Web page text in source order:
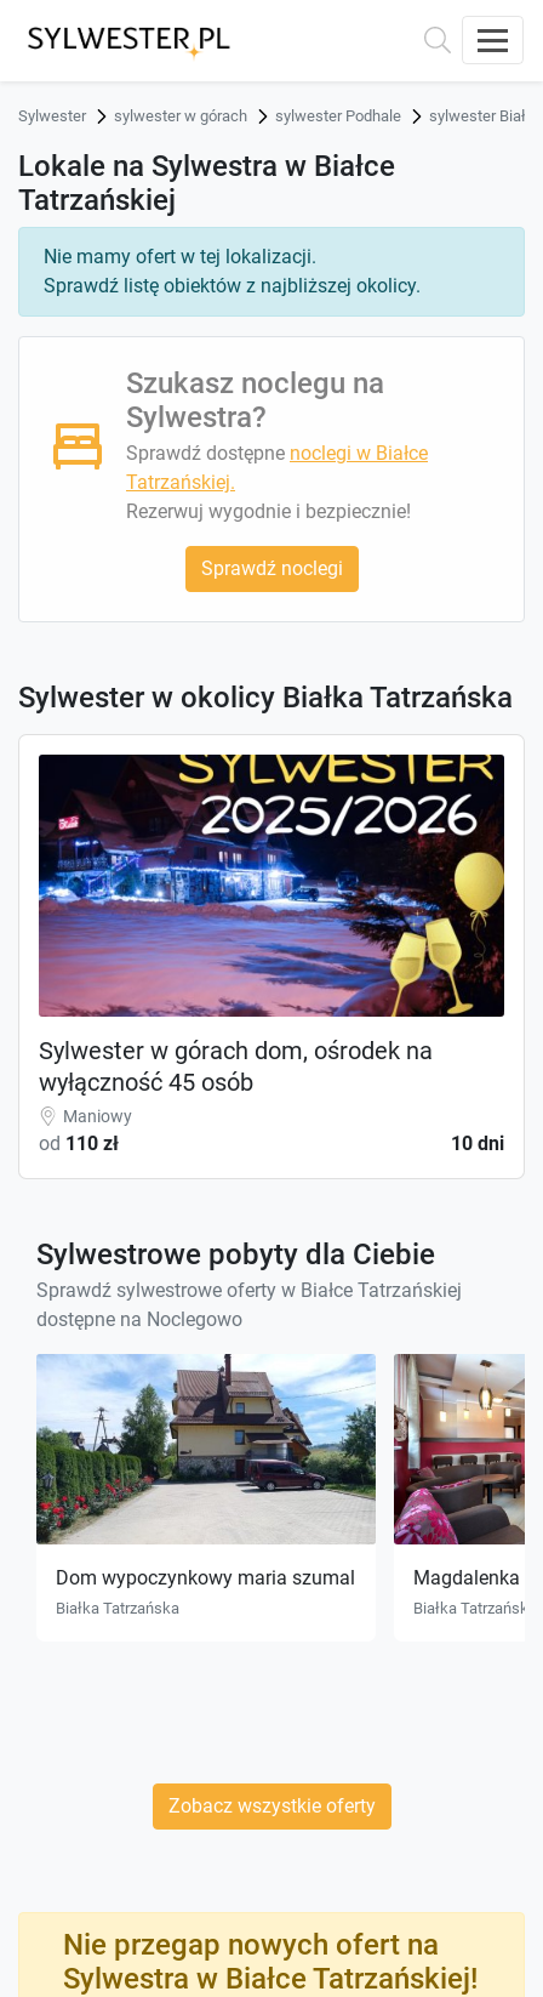
Sylwester sylwester w górach sylwester Podhale sylwester
Lokale na Sylwestra w Białce
Tatrzańskiej
Nie mamy ofert w tej lokalizacji.
Sprawdź listę obiektów z najbliższej okolicy.
Szukasz noclegu na
Sylwestra?
Sprawdź dostępne noclegi w Białce
Tatrzańskiej.
Rezerwuj wygodnie i bezpiecznie!
Sprawdź noclegi
Sylwester w okolicy Białka Tatrzańska
Sylwester w górach dom, ośrodek na
wyłączność 45 osób
Maniowy
od 110 zł 10 dni
Sylwestrowe pobyty dla Ciebie
Sprawdź sylwestrowe oferty w Białce Tatrzańskiej
dostępne na Noclegowo
Dom wypoczynkowy maria szumal
Białka Tatrzańska
Magdalenka
Białka Tatrzańska
Zobacz wszystkie oferty
Nie przegap nowych ofert na
Sylwestra w Białce Tatrzańskiej!